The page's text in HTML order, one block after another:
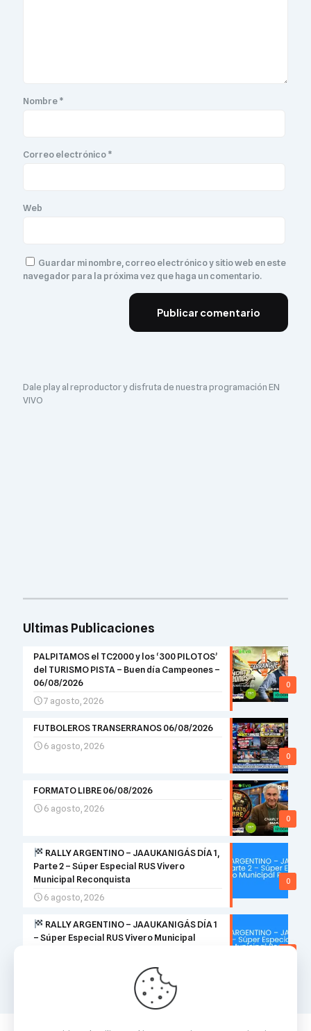
Nombre*
Correo electrónico*
Web
Guardar mi nombre, correo electrónico y sitio web en este
navegador para la próxima vez que haga un comentario.
Dale play al reproductor y disfruta de nuestra programación EN
VIVO
Ultimas Publicaciones
0
PALPITAMOS el TC2000 y los ‘300 PILOTOS’
del TURISMO PISTA – Buen día Campeones –
06/08/2026
7 agosto, 2026
0
FUTBOLEROS TRANSERRANOS 06/08/2026
6 agosto, 2026
0
FORMATO LIBRE 06/08/2026
6 agosto, 2026
0
RALLY ARGENTINO – JAAUKANIGÁS DÍA 1,
Parte 2 – Súper Especial RUS Vivero
Municipal Reconquista
6 agosto, 2026
RALLY ARGENTINO – JAAUKANIGÁS DÍA 1
– Súper Especial RUS Vivero Municipal